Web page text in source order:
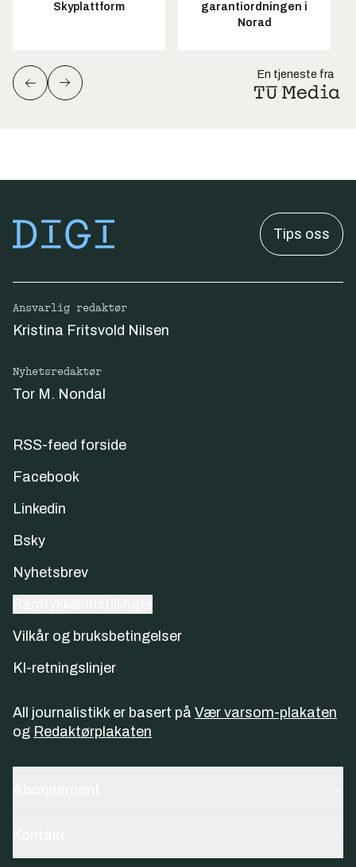
Skyplattform
garantiordningen i
Norad
En tjeneste fra
Tips oss
Ansvarlig redaktør
Kristina Fritsvold Nilsen
Nyhetsredaktør
Tor M. Nondal
RSS-feed forside
Facebook
Linkedin
Bsky
Nyhetsbrev
Vilkår og bruksbetingelser
KI-retningslinjer
All journalistikk er basert på Vær varsom-plakaten
og Redaktørplakaten